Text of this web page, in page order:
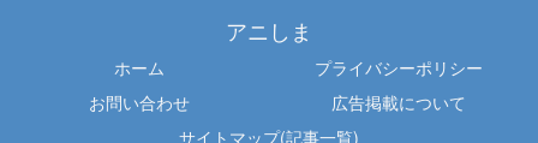
アニしま
ホーム
プライバシーポリシー
お問い合わせ
広告掲載について
サイトマップ(記事一覧)